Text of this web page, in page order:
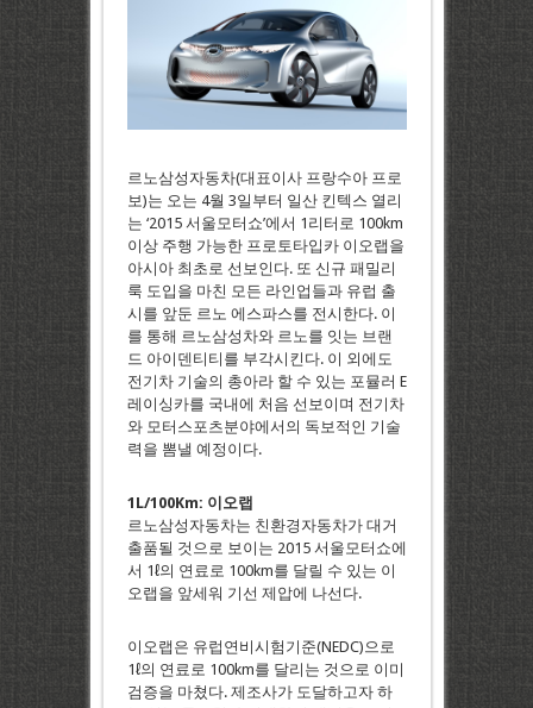
르노삼성자동차(대표이사 프랑수아 프로
보)는 오는 4월 3일부터 일산 킨텍스 열리
는 ‘2015 서울모터쇼’에서 1리터로 100km
이상 주행 가능한 프로토타입카 이오랩을
아시아 최초로 선보인다. 또 신규 패밀리
룩 도입을 마친 모든 라인업들과 유럽 출
시를 앞둔 르노 에스파스를 전시한다. 이
를 통해 르노삼성차와 르노를 잇는 브랜
드 아이덴티티를 부각시킨다. 이 외에도
전기차 기술의 총아라 할 수 있는 포뮬러 E
레이싱카를 국내에 처음 선보이며 전기차
와 모터스포츠분야에서의 독보적인 기술
력을 뽐낼 예정이다.
1L/100Km: 이오랩
르노삼성자동차는 친환경자동차가 대거
출품될 것으로 보이는 2015 서울모터쇼에
서 1ℓ의 연료로 100km를 달릴 수 있는 이
오랩을 앞세워 기선 제압에 나선다.
이오랩은 유럽연비시험기준(NEDC)으로
1ℓ의 연료로 100km를 달리는 것으로 이미
검증을 마쳤다. 제조사가 도달하고자 하